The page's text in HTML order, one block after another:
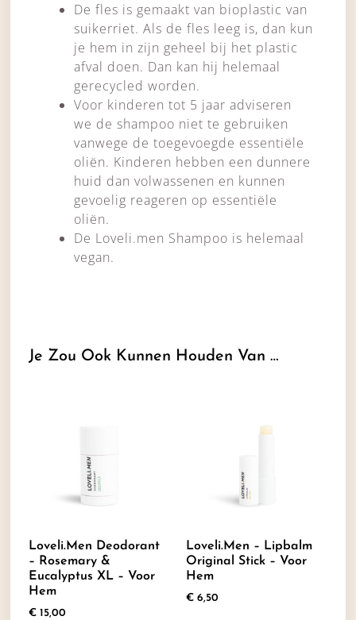
De fles is gemaakt van bioplastic van
suikerriet. Als de fles leeg is, dan kun
je hem in zijn geheel bij het plastic
afval doen. Dan kan hij helemaal
gerecycled worden.
Voor kinderen tot 5 jaar adviseren
we de shampoo niet te gebruiken
vanwege de toegevoegde essentiële
oliën. Kinderen hebben een dunnere
huid dan volwassenen en kunnen
gevoelig reageren op essentiële
oliën.
De Loveli.men Shampoo is helemaal
vegan.
Je Zou Ook Kunnen Houden Van …
Loveli.men Deodorant
– Rosemary &
Eucalyptus XL – Voor
Hem
€ 15,00
Loveli.men – Lipbalm
Original Stick – Voor
Hem
€ 6,50